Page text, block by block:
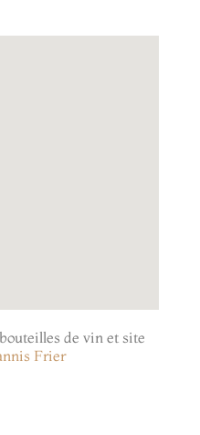
de vin et site
Frier